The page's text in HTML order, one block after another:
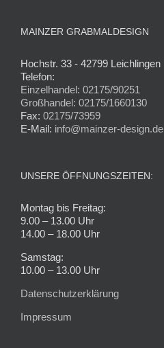
MAINZER GRABMALDESIGN
Hochstr. 33 - 42799 Leichlingen
Telefon:
Einzelhandel: 02175/90251
Großhandel: 02175/1660130
Fax: 02175/73959
E-Mail: info@mainzer-design.de
UNSERE ÖFFNUNGSZEITEN:
Montag bis Freitag:
9.00 – 13.00 Uhr
14.00 – 18.00 Uhr
Samstag:
10.00 – 13.00 Uhr
Datenschutzerklärung
Impressum